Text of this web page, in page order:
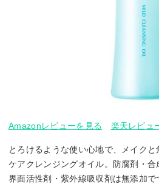
Amazonレビューを見る 楽天レビュ
とろけるような使い心地で、メイク
ケアクレンジングオイル。防腐剤・
界面活性剤・紫外線吸収剤は無添加